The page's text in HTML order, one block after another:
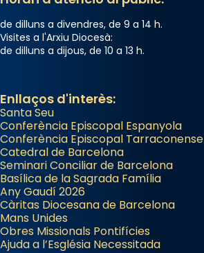
de dilluns a divendres, de 9 a 14 h.
Visites a l'Arxiu Diocesà:
de dilluns a dijous, de 10 a 13 h.
Enllaços d'interès:
Santa Seu
Conferència Episcopal Espanyola
Conferència Episcopal Tarraconense
Catedral de Barcelona
Seminari Conciliar de Barcelona
Basílica de la Sagrada Família
Any Gaudí 2026
Càritas Diocesana de Barcelona
Mans Unides
Obres Missionals Pontifícies
Ajuda a l’Església Necessitada